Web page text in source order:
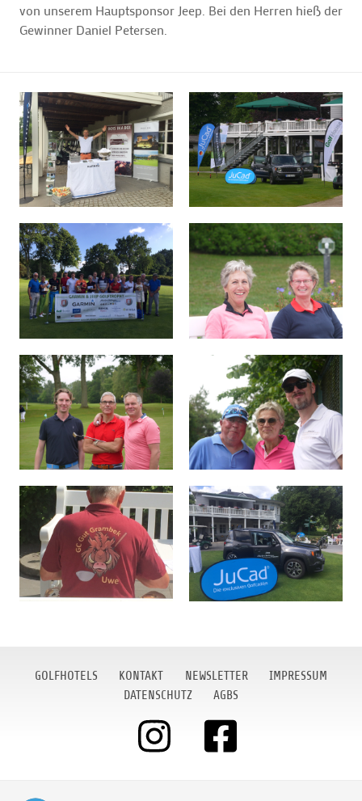
von unserem Hauptsponsor Jeep. Bei den Herren hieß der
Gewinner Daniel Petersen.
GOLFHOTELS KONTAKT NEWSLETTER
IMPRESSUM
DATENSCHUTZ
AGBS